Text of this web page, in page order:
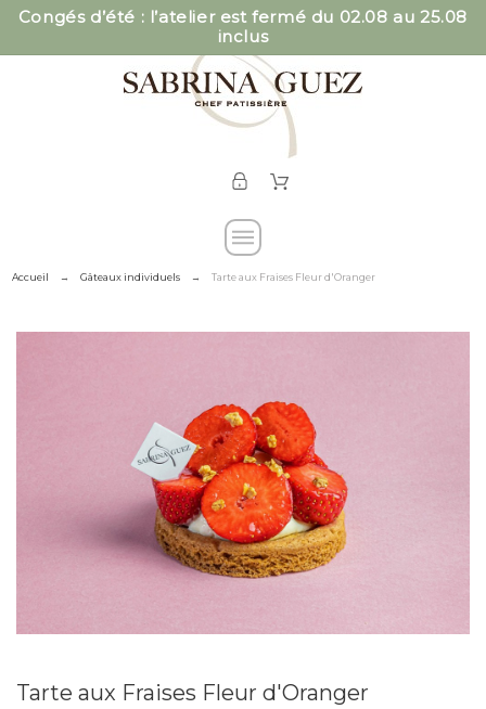
Congés d’été : l’atelier est fermé du 02.08 au 25.08
inclus
Accueil Gâteaux individuels Tarte aux Fraises Fleur d'Oranger
Tarte aux Fraises Fleur d'Oranger